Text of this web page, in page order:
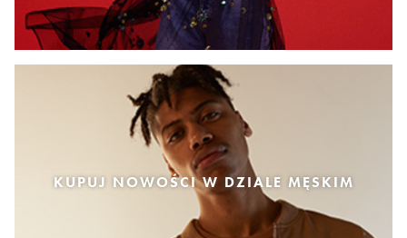
KUPUJ NOWOŚCI W DZIALE MĘSKIM